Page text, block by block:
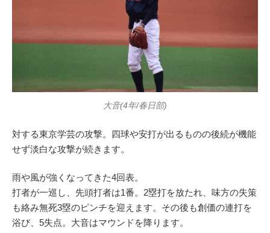
大音(4年/春日部)
対する東京学芸の攻撃。四球や安打が出るものの後続が機能
せず淡白な攻撃が続きます。
雨や風が強くなってきた4回表。
打者が一巡し、先頭打者は1番。2塁打を放たれ、味方の失策
も絡み無死3塁のピンチを迎えます。その後も創価の連打を
浴び、5失点。大音はマウンドを降ります。